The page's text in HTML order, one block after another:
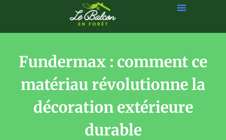
Fundermax : comment ce
matériau révolutionne la
décoration extérieure
durable